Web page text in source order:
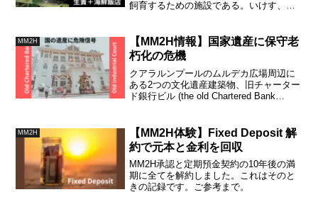
飼育するための施設である。いけす、生
が多く、繁盛している。おすすめ記事を
参照ください。
MM2H
【MM2H情報】国家遺産に保守老
朽化の危機
クアラルンプールのムルデカ広場周辺に
ある2つの文化遺産建築物、旧チャーター
ド銀行ビル (the old Chartered Bank
ま放置できないということで問題になっ
てきているようです。
MM2H
【MM2H体験】Fixed Deposit 解
約で元本と金利を回収
MM2H承認と定期預金契約の10年後の満
期に全てを解約しました。これはそのと
きの記録です。ご参考まで。